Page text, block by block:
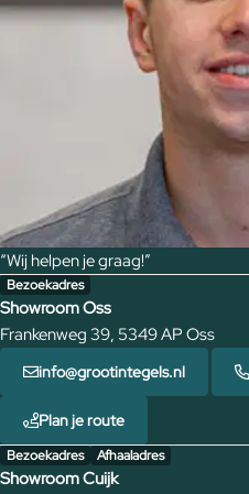
“Wij helpen je graag!”
Bezoekadres
Showroom Oss
Frankenweg 39, 5349 AP Oss
info@grootintegels.nl
Plan je route
Bezoekadres Afhaaladres
Showroom Cuijk